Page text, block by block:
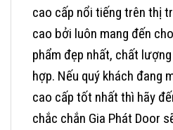
cao cấp nổi tiếng trên thị
cao bởi luôn mang đến
phẩm đẹp nhất, chất
hợp. Nếu quý khách đang
cao cấp tốt nhất thì hãy
chắc chắn Gia Phát Door